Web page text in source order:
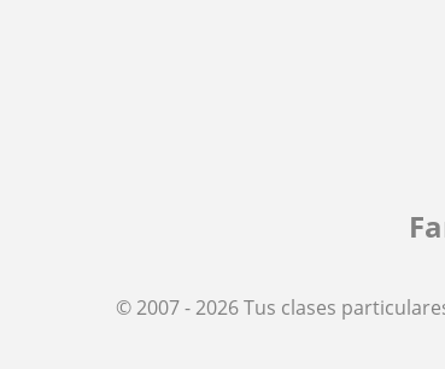
© 2007 - 2026 Tus clases